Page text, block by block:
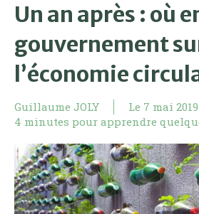
Un an après : où
gouvernement
l’économie
Guillaume JOLY Le 7 mai 2019
4 minutes pour apprendre